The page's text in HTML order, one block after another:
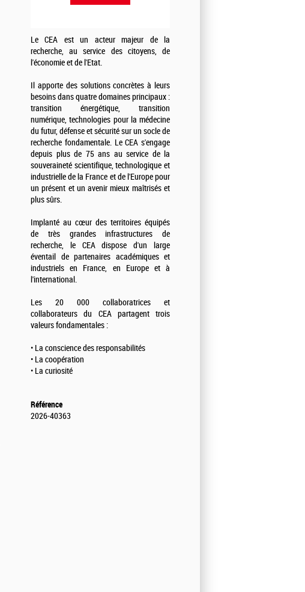
Le CEA est un acteur majeur de la
recherche, au service des citoyens, de
l'économie et de l'Etat.
Il apporte des solutions concrètes à leurs
besoins dans quatre domaines principaux :
transition énergétique, transition
numérique, technologies pour la médecine
du futur, défense et sécurité sur un socle de
recherche fondamentale. Le CEA s'engage
depuis plus de 75 ans au service de la
souveraineté scientifique, technologique et
industrielle de la France et de l'Europe pour
un présent et un avenir mieux maîtrisés et
plus sûrs.
Implanté au cœur des territoires équipés
de très grandes infrastructures de
recherche, le CEA dispose d'un large
éventail de partenaires académiques et
industriels en France, en Europe et à
l'international.
Les 20 000 collaboratrices et
collaborateurs du CEA partagent trois
valeurs fondamentales :
• La conscience des responsabilités
• La coopération
• La curiosité
Référence
2026-40363